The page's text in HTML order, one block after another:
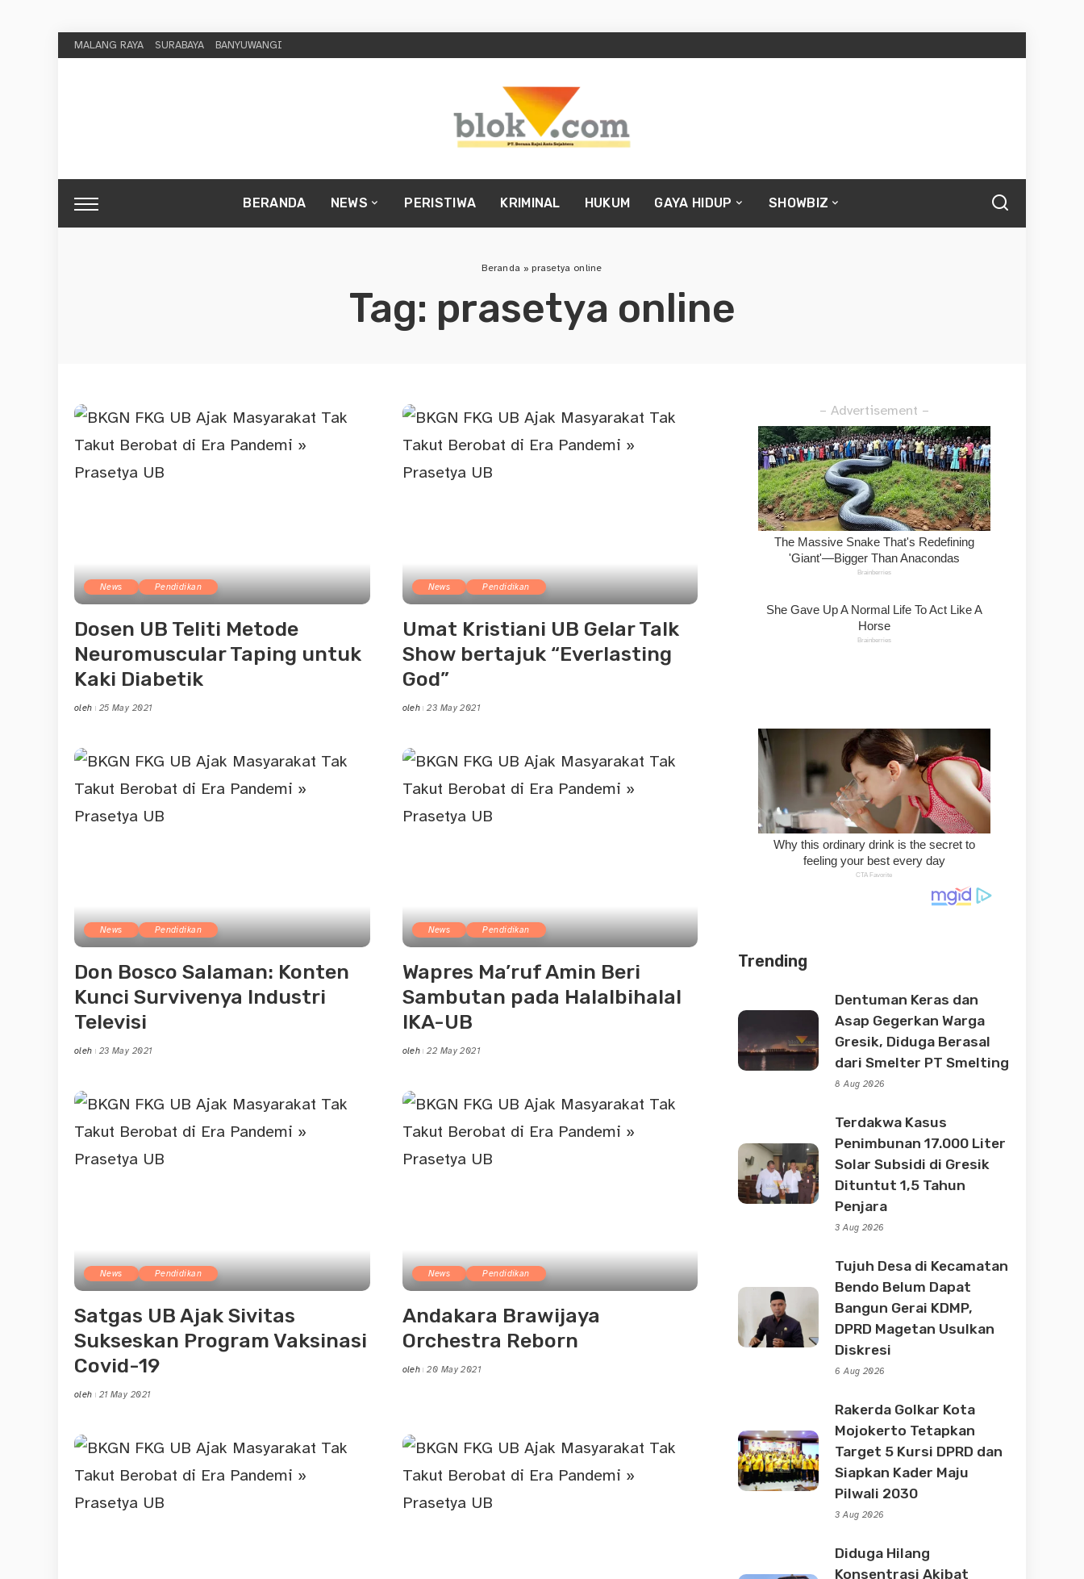
MALANG RAYA SURABAYA BANYUWANGI
BERANDA NEWS PERISTIWA KRIMINAL HUKUM GAYA HIDUP SHOWBIZ
Beranda »prasetya online
Tag: prasetya online
News Pendidikan
Dosen UB Teliti Metode
Neuromuscular Taping untuk
Kaki Diabetik
Posted
oleh 25 May 2021
News Pendidikan
Umat Kristiani UB Gelar Talk
Show bertajuk “Everlasting
God”
Posted
oleh 23 May 2021
News Pendidikan
Don Bosco Salaman: Konten
Kunci Survivenya Industri
Televisi
Posted
oleh 23 May 2021
News Pendidikan
Wapres Ma’ruf Amin Beri
Sambutan pada Halalbihalal
IKA-UB
Posted
oleh 22 May 2021
News Pendidikan
Satgas UB Ajak Sivitas
Sukseskan Program Vaksinasi
Covid-19
Posted
oleh 21 May 2021
News Pendidikan
Andakara Brawijaya
Orchestra Reborn
Posted
oleh 20 May 2021
– Advertisement –
Trending
Dentuman Keras dan
Asap Gegerkan Warga
Gresik, Diduga Berasal
dari Smelter PT Smelting
8 Aug 2026
Terdakwa Kasus
Penimbunan 17.000 Liter
Solar Subsidi di Gresik
Dituntut 1,5 Tahun
Penjara
3 Aug 2026
Tujuh Desa di Kecamatan
Bendo Belum Dapat
Bangun Gerai KDMP,
DPRD Magetan Usulkan
Diskresi
6 Aug 2026
Rakerda Golkar Kota
Mojokerto Tetapkan
Target 5 Kursi DPRD dan
Siapkan Kader Maju
Pilwali 2030
3 Aug 2026
Diduga Hilang
Konsentrasi Akibat